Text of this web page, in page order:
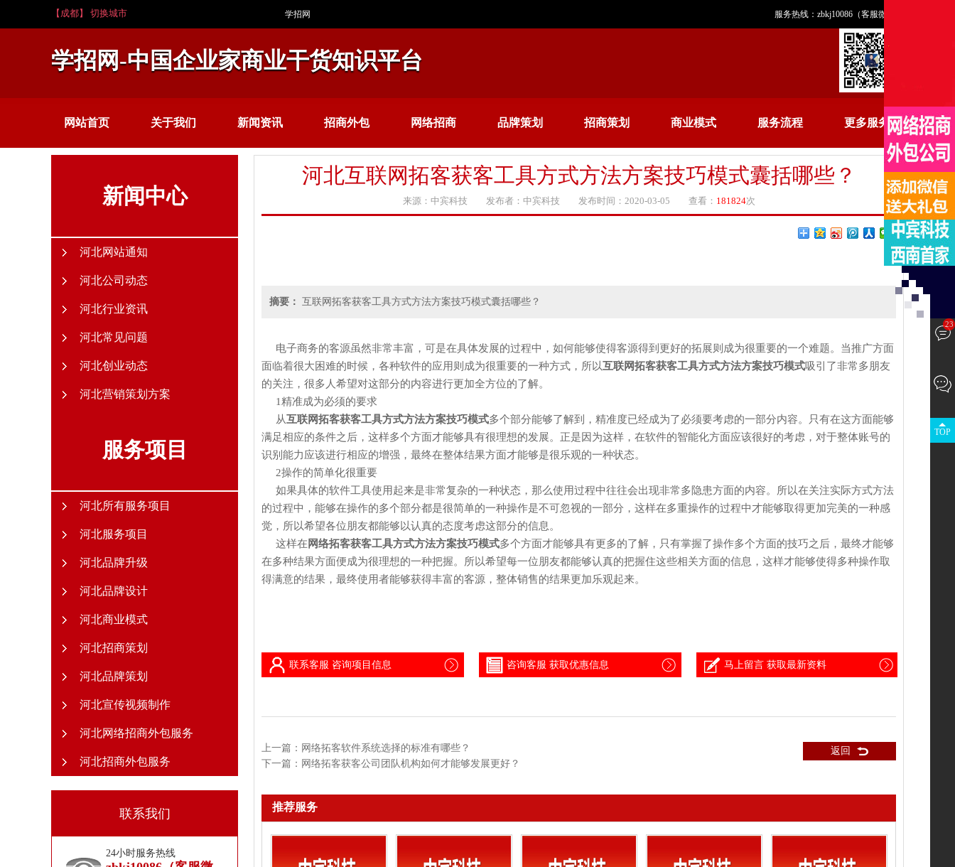
【成都】 切换城市 学招网 服务热线：zbkj10086（客服微信）
学招网-中国企业家商业干货知识平台
网站首页 关于我们 新闻资讯 招商外包 网络招商 品牌策划 招商策划 商业模式 服务流程 更多服务
河北互联网拓客获客工具方式方法方案技巧模式囊括哪些？
来源：中宾科技 发布者：中宾科技 发布时间：2020-03-05 查看： 181824次
摘要： 互联网拓客获客工具方式方法方案技巧模式囊括哪些？
电子商务的客源虽然非常丰富，可是在具体发展的过程中，如何能够使得客源得到更好的拓展则成为很重要的一个难题。当推广方面
面临着很大困难的时候，各种软件的应用则成为很重要的一种方式，所以互联网拓客获客工具方式方法方案技巧模式吸引了非常多朋友
的关注，很多人希望对这部分的内容进行更加全方位的了解。
1精准成为必须的要求
从互联网拓客获客工具方式方法方案技巧模式多个部分能够了解到，精准度已经成为了必须要考虑的一部分内容。只有在这方面能够
满足相应的条件之后，这样多个方面才能够具有很理想的发展。正是因为这样，在软件的智能化方面应该很好的考虑，对于整体账号的
识别能力应该进行相应的增强，最终在整体结果方面才能够是很乐观的一种状态。
2操作的简单化很重要
如果具体的软件工具使用起来是非常复杂的一种状态，那么使用过程中往往会出现非常多隐患方面的内容。所以在关注实际方式方法
的过程中，能够在操作的多个部分都是很简单的一种操作是不可忽视的一部分，这样在多重操作的过程中才能够取得更加完美的一种感
觉，所以希望各位朋友都能够以认真的态度考虑这部分的信息。
这样在 网络拓客获客工具方式方法方案技巧模式多个方面才能够具有更多的了解，只有掌握了操作多个方面的技巧之后，最终才能够
在多种结果方面便成为很理想的一种把握。所以希望每一位朋友都能够认真的把握住这些相关方面的信息，这样才能够使得多种操作取
得满意的结果，最终使用者能够获得丰富的客源，整体销售的结果更加乐观起来。
联系客服 咨询项目信息 咨询客服 获取优惠信息 马上留言 获取最新资料
上一篇： 网络拓客软件系统选择的标准有哪些？
下一篇： 网络拓客获客公司团队机构如何才能够发展更好？
返回
推荐服务
新闻中心
河北网站通知
河北公司动态
河北行业资讯
河北常见问题
河北创业动态
河北营销策划方案
服务项目
河北所有服务项目
河北服务项目
河北品牌升级
河北品牌设计
河北商业模式
河北招商策划
河北品牌策划
河北宣传视频制作
河北网络招商外包服务
河北招商外包服务
联系我们
24小时服务热线
23
TOP